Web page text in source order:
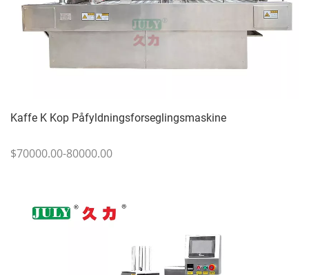
Kaffe K Kop Påfyldningsforseglingsmaskine
$70000.00-80000.00